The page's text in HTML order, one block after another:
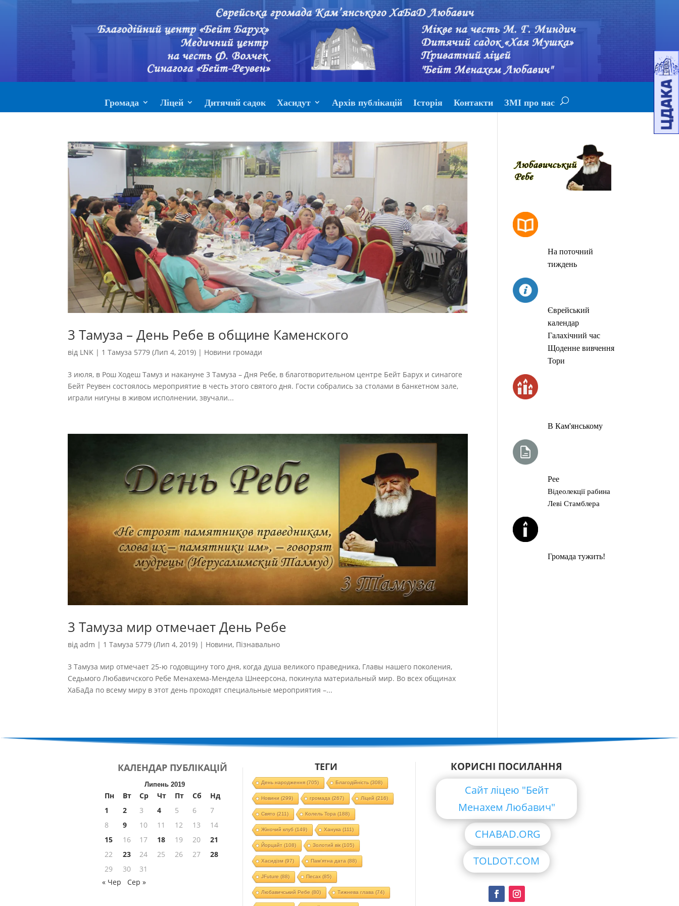
Громада Ліцей Дитячий садок Хасидут Архів публікацій Історія Контакти ЗМІ про нас
3 Тамуза – День Ребе в общине Каменского
від LNK | 1 Тамуза 5779 (Лип 4, 2019) | Новини громади
3 июля, в Рош Ходеш Тамуз и накануне 3 Тамуза – Дня Ребе, в благотворительном центре Бейт Барух и синагоге
Бейт Реувен состоялось мероприятие в честь этого святого дня. Гости собрались за столами в банкетном зале,
играли нигуны в живом исполнении, звучали...
3 Тамуза мир отмечает День Ребе
відadm | 1 Тамуза 5779 (Лип 4, 2019) | Новини, Пізнавально
3 Тамуза мир отмечает 25-ю годовщину того дня, когда душа великого праведника, Главы нашего поколения,
Седьмого Любавичского Ребе Менахема-Мендела Шнеерсона, покинула материальный мир. Во всех общинах
ХаБаДа по всему миру в этот день проходят специальные мероприятия –...
На поточний
тиждень
Єврейський
календар
Галахічний час
Щоденне вивчення
Тори
В Кам'янському
Рее
Відеолекції рабина
Леві Стамблера
Громада тужить!
КАЛЕНДАР ПУБЛІКАЦІЙ
Липень 2019
Пн Вт Ср Чт Пт Сб
Нд
1
2 3 4 5 6
7
8
9 10 11 12 13
14
15
16 17 18 19 20
21
22
23 24 25 26 27
28
29
30
31
« Чер
Сер »
ТЕГИ
День народження(705) Благодійність(308)
Новини (299) громада (267) Ліцей (216)
Свято (211) Колель Тора (188)
Жіночий клуб (149) Ханука (111)
Йорцайт (108) Золотий вік(105)
Хасидізм (97) Пам'ятна дата (88)
JFuture (88) Песах(85)
Любавичський Ребе (80) Тижнева глава (74)
КОРИСНІ ПОСИЛАННЯ
Сайт ліцею "Бейт
Менахем Любавич"
CHABAD.ORG
TOLDOT.COM